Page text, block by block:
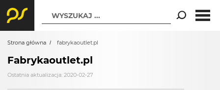
WYSZUKAJ ...
Strona główna fabrykaoutlet.pl
Fabrykaoutlet.pl
Ostatnia aktualizacja: 2020-02-27